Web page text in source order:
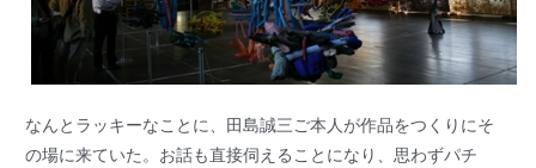
なんとラッキーなことに、田島誠三ご本人が作品をつくりにそ
の場に来ていた。お話も直接伺えることになり、思わずパチ